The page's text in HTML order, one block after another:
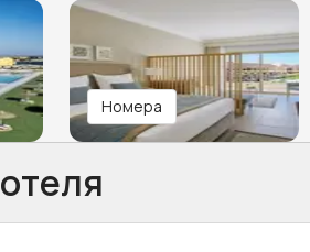
Номера